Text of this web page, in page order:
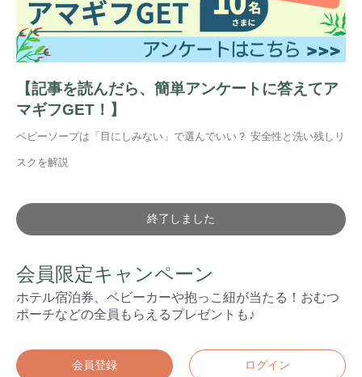
【記事を読んだら、簡単アンケートに答えてア
マギフGET！】
ベビーソープは「目にしみない」で選んでいい？ 安全性と洗い残しリ
スクを解説
終了しました
会員限定キャンペーン
ホテル宿泊券、ベビーカーや抱っこ紐が当たる！おむつ
ポーチなどの全員もらえるプレゼントも♪
会員登録 ログイン